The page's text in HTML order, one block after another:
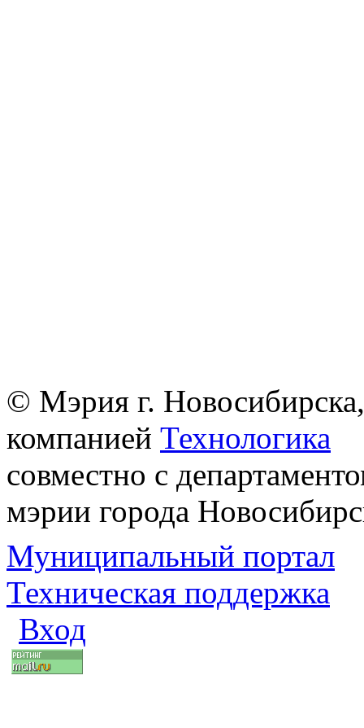
© Мэрия г.
компанией Технологика
совместно с
мэрии города
Муниципальный портал
Техническая поддержка
Вход